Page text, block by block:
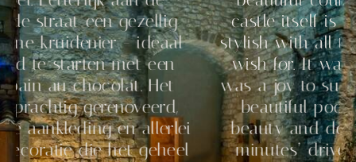
een gezellig
- ideaal
met een
chocolat. Het
gerenoveerd,
en allerlei
die het geheel
castle itself is
stylish with all the
wish for. It was hot in
was a joy to sunbathe
beautiful pool then
beauty and delights in
minutes’ drive, later